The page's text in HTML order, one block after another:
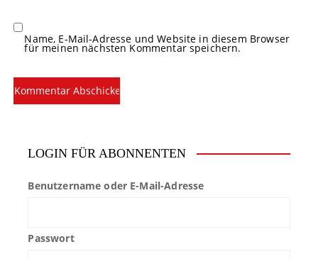
Name, E-Mail-Adresse und Website in diesem Browser
für meinen nächsten Kommentar speichern.
LOGIN FÜR ABONNENTEN
Benutzername oder E-Mail-Adresse
Passwort